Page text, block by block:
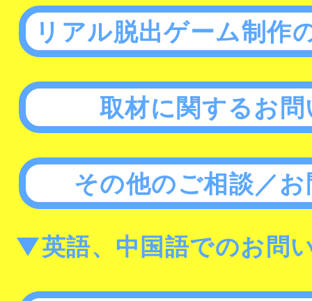
リアル脱出ゲーム制作
取材に関するお
その他のご相談／
▼英語、中国語でのお問